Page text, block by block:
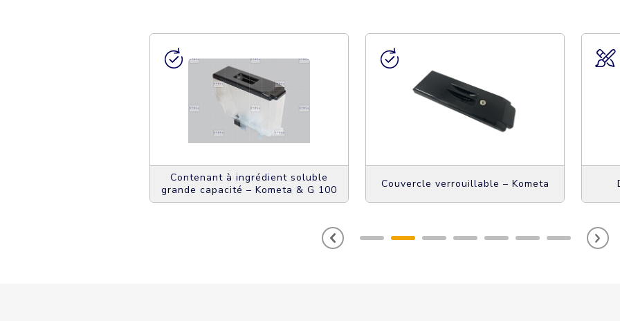
Contenant à ingrédient soluble
grande capacité – Kometa & G 100
Couvercle verrouillable – Kometa